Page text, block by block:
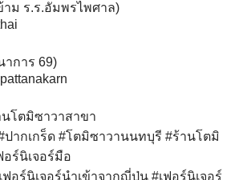
าม ร.ร.อัมพรไพศาล)
การ 69)
นโตมิซาวาสาขา
ปากเกร็ด #โตมิซาวานนทบุรี #ร้านโตมิ
อร์นิเจอร์มือ
เฟอร์นิเจอร์นำเข้าจากญี่ปุ่น #เฟอร์นิเจอร์